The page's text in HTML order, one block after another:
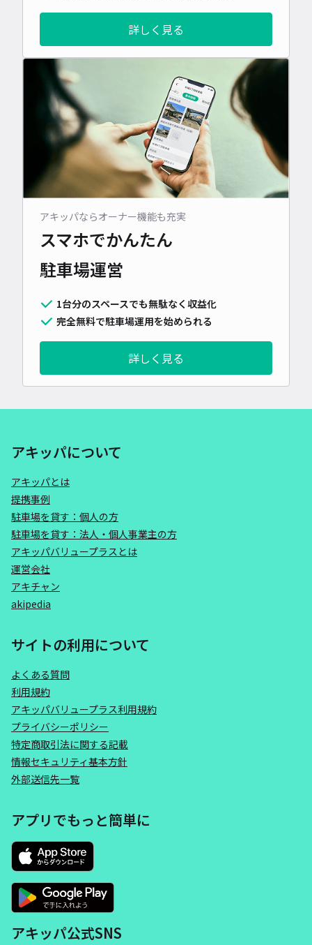
詳しく見る
アキッパならオーナー機能も充実
スマホでかんたん
駐車場運営
1台分のスペースでも無駄なく収益化
完全無料で駐車場運用を始められる
詳しく見る
アキッパについて
アキッパとは
提携事例
駐車場を貸す：個人の方
駐車場を貸す：法人・個人事業主の方
アキッパバリュープラスとは
運営会社
アキチャン
akipedia
サイトの利用について
よくある質問
利用規約
アキッパバリュープラス利用規約
プライバシーポリシー
特定商取引法に関する記載
情報セキュリティ基本方針
外部送信先一覧
アプリでもっと簡単に
アキッパ公式SNS